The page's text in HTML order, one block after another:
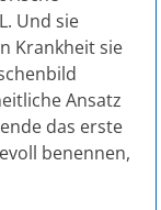
Und sie
Krankheit sie
Ansatz
das erste
benennen,